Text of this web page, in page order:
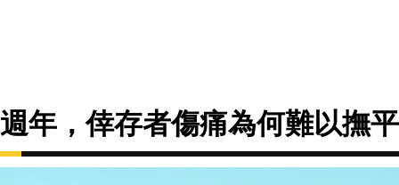
年，倖存者傷痛為何難以撫